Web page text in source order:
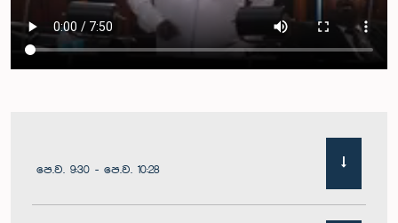
පෙ.ව. 9:30 - පෙ.ව. 10:28